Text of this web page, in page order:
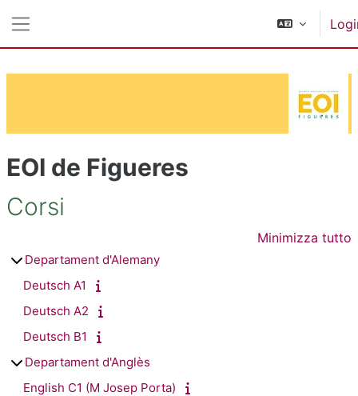
EOI de Figueres
Corsi
Minimizza tutto
Departament d'Alemany
Deutsch A1
Deutsch A2
Deutsch B1
Departament d'Anglès
English C1 (M Josep Porta)